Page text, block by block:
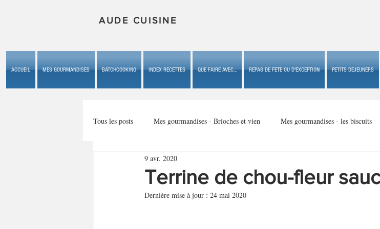
AUDE CUISINE
ACCUEIL MES GOURMANDISES BATCHCOOKING INDEX RECETTES QUE FAIRE AVEC... REPAS DE FETE OU D'EXCEPTION PETITS DEJEUNERS
Tous les posts Mes gourmandises - Brioches et vien Mes gourmandises - les biscuits
Mes gourmandises - les gâteaux du b
Mes gourmandises - plaisirs d'enfan
Terrine de chou-fleur
9 avr. 2020
Dernière mise à jour : 24 mai 2020